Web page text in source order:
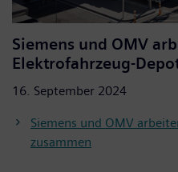
Siemens und OMV
Elektrofahrzeug-
16. September 2024
Siemens und OMV
zusammen